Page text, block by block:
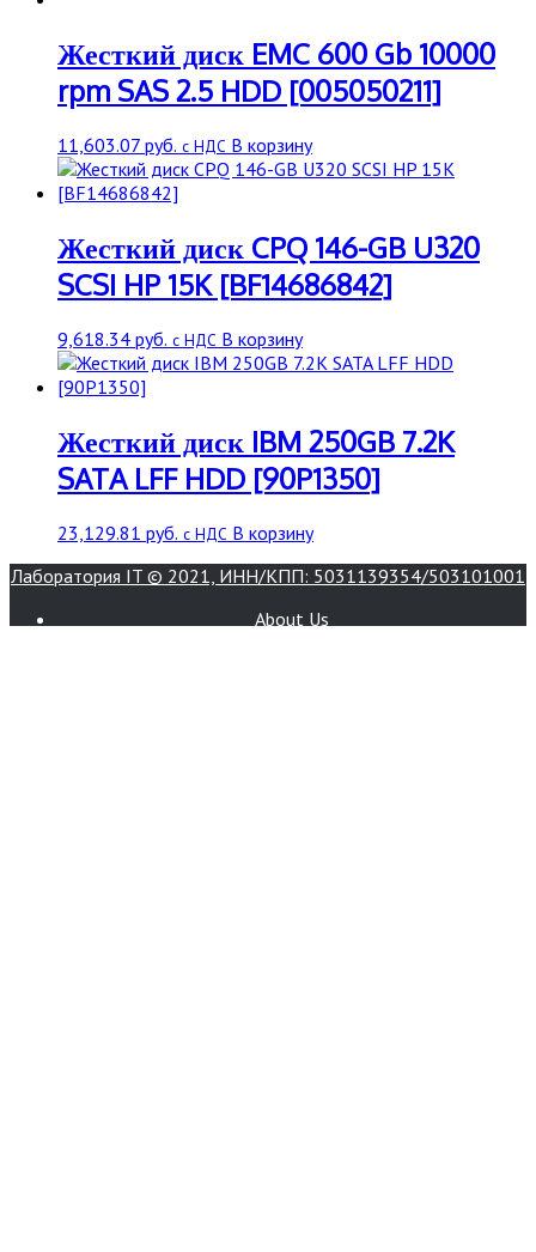
Жесткий диск EMC 600 Gb 10000
rpm SAS 2.5 HDD [005050211]
11,603.07 руб. с НДС В корзину
Жесткий диск CPQ 146-GB U320
SCSI HP 15K [BF14686842]
9,618.34 руб. с НДС В корзину
Жесткий диск IBM 250GB 7.2K
SATA LFF HDD [90P1350]
23,129.81 руб. с НДС В корзину
Лаборатория IT © 2021, ИНН/КПП: 5031139354/503101001
About Us